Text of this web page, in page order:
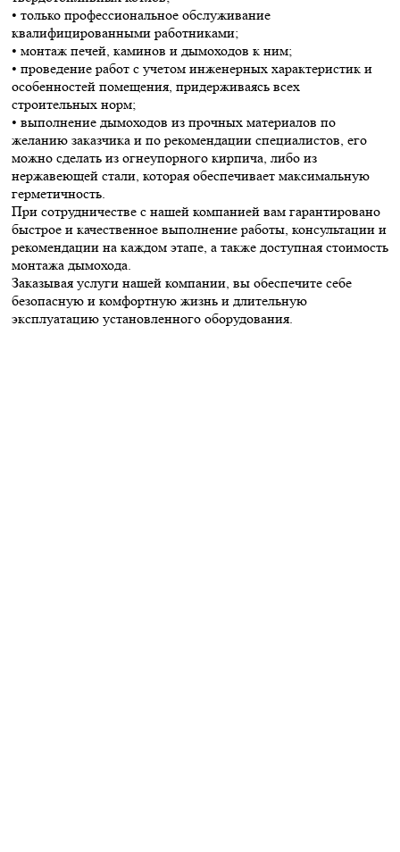
• только профессиональное обслуживание
квалифицированными работниками;
• монтаж печей, каминов и дымоходов к ним;
• проведение работ с учетом инженерных характеристик и
особенностей помещения, придерживаясь всех
строительных норм;
• выполнение дымоходов из прочных материалов по
желанию заказчика и по рекомендации специалистов, его
можно сделать из огнеупорного кирпича, либо из
нержавеющей стали, которая обеспечивает максимальную
герметичность.
При сотрудничестве с нашей компанией вам гарантировано
быстрое и качественное выполнение работы, консультации и
рекомендации на каждом этапе, а также доступная стоимость
монтажа дымохода.
Заказывая услуги нашей компании, вы обеспечите себе
безопасную и комфортную жизнь и длительную
эксплуатацию установленного оборудования.